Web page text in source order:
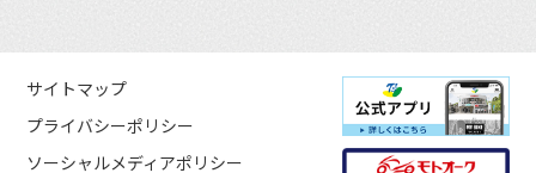
サイトマップ
プライバシーポリシー
ソーシャルメディアポリシー